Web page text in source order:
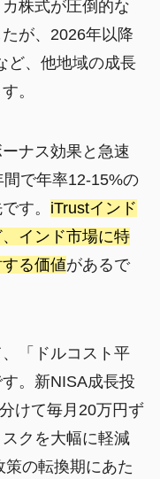
株式が圧倒的な
が、2026年以降
ど、他地域の成長
。
ナス効果と急速
で年率12-15%の
す。 iTrustインド
インド市場に特
る価値があるで
「ドルコスト平
。新NISA成長投
けて毎月20万円ず
クを大幅に軽減
の転換期にあた